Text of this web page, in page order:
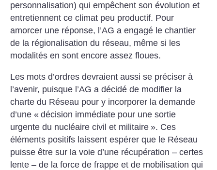
personnalisation) qui empêchent son évolution et
entretiennent ce climat peu productif. Pour
amorcer une réponse, l’AG a engagé le chantier
de la régionalisation du réseau, même si les
modalités en sont encore assez floues.
Les mots d’ordres devraient aussi se préciser à
l’avenir, puisque l’AG a décidé de modifier la
charte du Réseau pour y incorporer la demande
d’une « décision immédiate pour une sortie
urgente du nucléaire civil et militaire ». Ces
éléments positifs laissent espérer que le Réseau
puisse être sur la voie d’une récupération – certes
lente – de la force de frappe et de mobilisation qui